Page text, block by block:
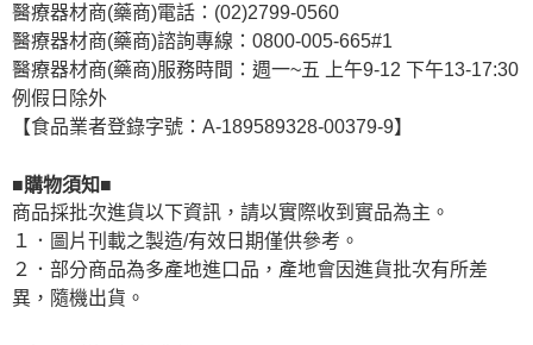
醫療器材商(藥商)電話：(02)2799-0560
醫療器材商(藥商)諮詢專線：0800-005-665#1
醫療器材商(藥商)服務時間：週一~五 上午9-12 下午13-17:30
例假日除外
【食品業者登錄字號：A-189589328-00379-9】
■購物須知■
商品採批次進貨以下資訊，請以實際收到實品為主。
１．圖片刊載之製造/有效日期僅供參考。
２．部分商品為多產地進口品，產地會因進貨批次有所差
異，隨機出貨。